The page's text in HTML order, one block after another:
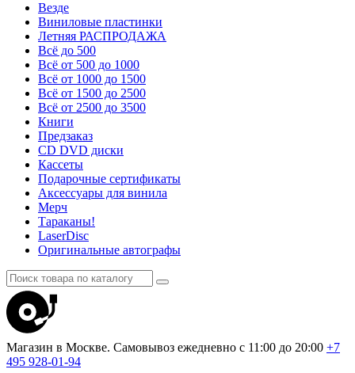
Везде
Виниловые пластинки
Летняя РАСПРОДАЖА
Всё до 500
Всё от 500 до 1000
Всё от 1000 до 1500
Всё от 1500 до 2500
Всё от 2500 до 3500
Книги
Предзаказ
CD DVD диски
Кассеты
Подарочные сертификаты
Аксессуары для винила
Мерч
Тараканы!
LaserDisc
Оригинальные автографы
Магазин в Москве. Самовывоз ежедневно с 11:00 до 20:00 +7
495 928-01-94